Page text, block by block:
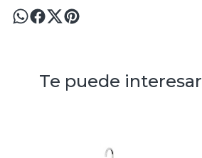
Te puede